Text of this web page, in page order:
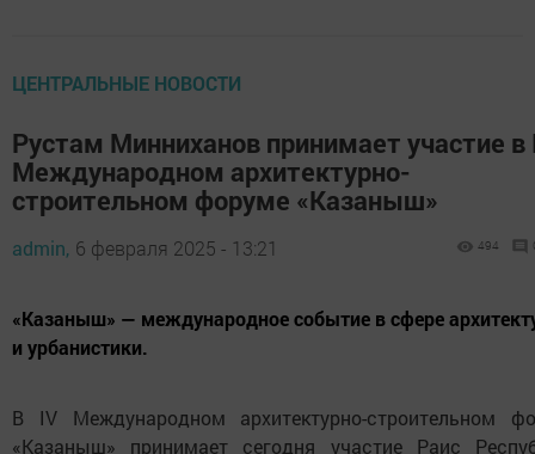
ЦЕНТРАЛЬНЫЕ НОВОСТИ
Рустам Минниханов принимает участие в
Международном архитектурно-
строительном форуме «Казаныш»
admin, 6 февраля 2025 - 13:21 494
«Казаныш» — международное событие в сфере
и урбанистики.
В IV Международном архитектурно-строительном
«Казаныш» принимает сегодня участие Раис